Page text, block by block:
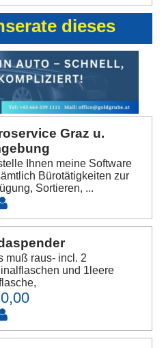
dieses
Graz u.
Ihnen meine Software
Bürotätigkeiten zur
Sortieren, ...
muß raus- incl. 2
und 1leere